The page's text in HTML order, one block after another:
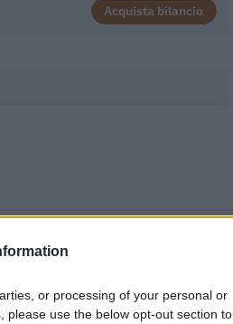
or processing of your personal or
please use the below opt-out section to
Acquista bilancio
di € 1.388.660, in crescita del